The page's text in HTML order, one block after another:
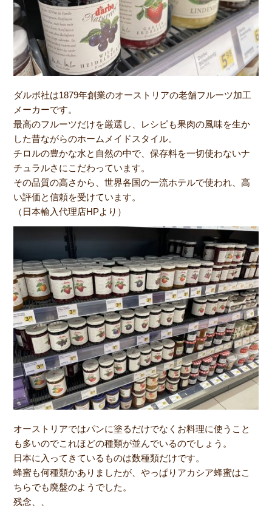
ダルボ社は1879年創業のオーストリアの老舗フルーツ加工
メーカーです。
最高のフルーツだけを厳選し、レシピも果肉の風味を生か
した昔ながらのホームメイドスタイル。
チロルの豊かな水と自然の中で、保存料を一切使わないナ
チュラルさにこだわっています。
その品質の高さから、世界各国の一流ホテルで使われ、高
い評価と信頼を受けています。
（日本輸入代理店HPより）
オーストリアではパンに塗るだけでなくお料理に使うこと
も多いのでこれほどの種類が並んでいるのでしょう。
日本に入ってきているものは数種類だけです。
蜂蜜も何種類かありましたが、やっぱりアカシア蜂蜜はこ
ちらでも廃盤のようでした。
残念、、